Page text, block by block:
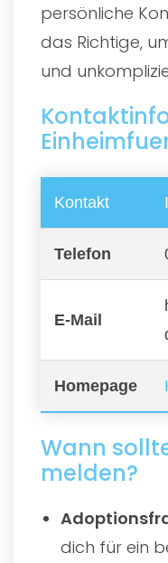
persönliche
das Richtige,
und
Kontakt
Telefon
E-Mail
Homepage
Wann
melden?
dich für ein